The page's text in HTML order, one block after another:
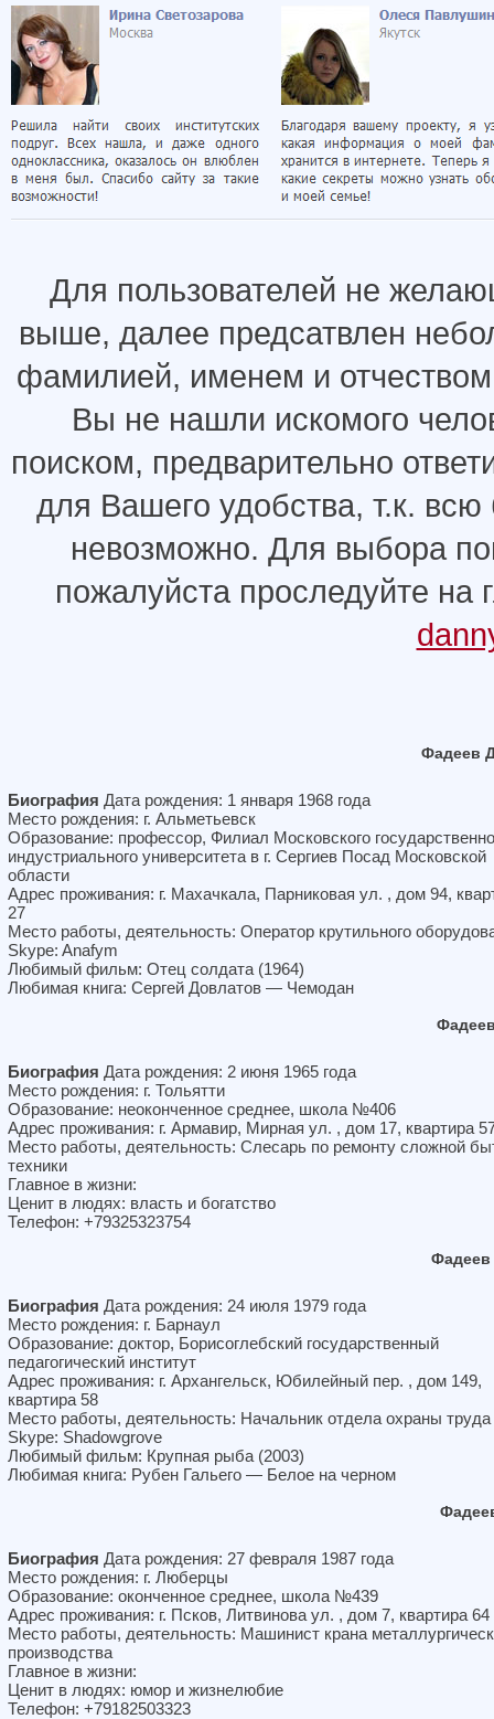
Для пользователей не
выше, далее предсатвлен
фамилией, именем и
Вы не нашли искомого
поиском, предварительно
для Вашего удобства, т.к.
невозможно. Для выбора
пожалуйста проследуйте на
Фадеев
Биография Дата рождения: 1 января 1968 года
Место рождения: г. Альметьевск
Образование: профессор, Филиал Московского
индустриального университета в г. Сергиев Посад Московской
области
Адрес проживания: г. Махачкала, Парниковая ул. , дом 94,
27
Место работы, деятельность: Оператор крутильного
Skype: Anafym
Любимый фильм: Отец солдата (1964)
Любимая книга: Сергей Довлатов — Чемодан
Биография Дата рождения: 2 июня 1965 года
Место рождения: г. Тольятти
Образование: неоконченное среднее, школа №406
Адрес проживания: г. Армавир, Мирная ул. , дом 17, квартира
Место работы, деятельность: Слесарь по ремонту сложной
техники
Главное в жизни:
Ценит в людях: власть и богатство
Телефон: +79325323754
Фадеев
Биография Дата рождения: 24 июля 1979 года
Место рождения: г. Барнаул
Образование: доктор, Борисоглебский государственный
педагогический институт
Адрес проживания: г. Архангельск, Юбилейный пер. , дом 149,
квартира 58
Место работы, деятельность: Начальник отдела охраны труда
Skype: Shadowgrove
Любимый фильм: Крупная рыба (2003)
Любимая книга: Рубен Гальего — Белое на черном
Биография Дата рождения: 27 февраля 1987 года
Место рождения: г. Люберцы
Образование: оконченное среднее, школа №439
Адрес проживания: г. Псков, Литвинова ул. , дом 7, квартира 64
Место работы, деятельность: Машинист крана
производства
Главное в жизни:
Ценит в людях: юмор и жизнелюбие
Телефон: +79182503323